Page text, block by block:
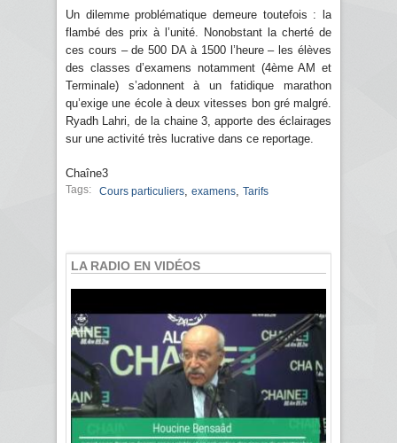
Un dilemme problématique demeure toutefois : la
flambé des prix à l’unité. Nonobstant la cherté de
ces cours – de 500 DA à 1500 l’heure – les élèves
des classes d’examens notamment (4ème AM et
Terminale) s’adonnent à un fatidique marathon
qu’exige une école à deux vitesses bon gré malgré.
Ryadh Lahri, de la chaine 3, apporte des éclairages
sur une activité très lucrative dans ce reportage.
Chaîne3
Tags: Cours particuliers examens Tarifs
LA RADIO EN VIDÉOS